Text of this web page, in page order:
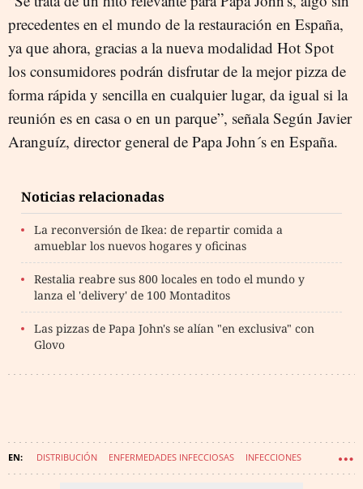
precedentes en el mundo de la restauración en España,
ya que ahora, gracias a la nueva modalidad Hot Spot
los consumidores podrán disfrutar de la mejor pizza de
forma rápida y sencilla en cualquier lugar, da igual si la
reunión es en casa o en un parque”, señala Según Javier
Aranguíz, director general de Papa John´s en España.
Noticias relacionadas
La reconversión de Ikea: de repartir comida a
amueblar los nuevos hogares y oficinas
Restalia reabre sus 800 locales en todo el mundo y
lanza el 'delivery' de 100 Montaditos
Las pizzas de Papa John's se alían "en exclusiva" con
Glovo
DISTRIBUCIÓN ENFERMEDADES INFECCIOSAS INFECCIONES